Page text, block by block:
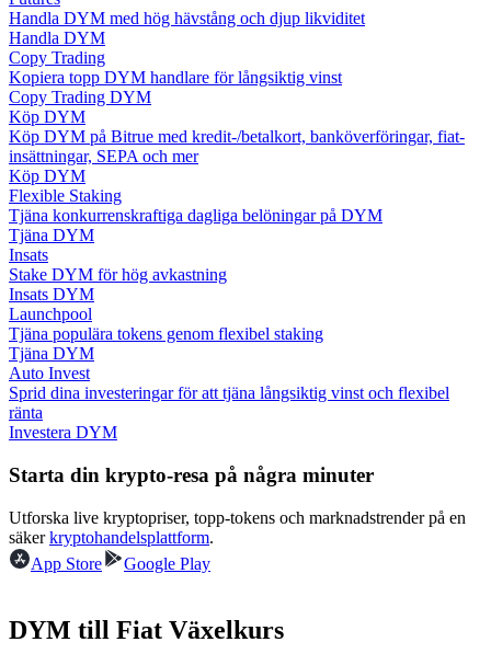
Big data-analys inklusive handelsinformation, etc.
Futures startguide
Handelsstrategier
Lär dig hur du håller dig lönsam
Handla DYM med hög hävstång och djup likviditet
Handla DYM
Copy Trading
Kopiera topp DYM handlare för långsiktig vinst
Copy Trading DYM
Köp DYM
Köp DYM på Bitrue med kredit-/betalkort, banköverföringar, fiat-
insättningar, SEPA och mer
Köp DYM
Flexible Staking
Tjäna konkurrenskraftiga dagliga belöningar på DYM
Tjäna DYM
Insats
Stake DYM för hög avkastning
Insats DYM
Launchpool
Tjäna populära tokens genom flexibel staking
Tjäna DYM
Auto Invest
Sprid dina investeringar för att tjäna långsiktig vinst och flexibel
ränta
Investera DYM
Starta din krypto-resa på några minuter
Utforska live kryptopriser, topp-tokens och marknadstrender på en
säkerkryptohandelsplattform.
App Store
Google Play
DYM till Fiat Växelkurs